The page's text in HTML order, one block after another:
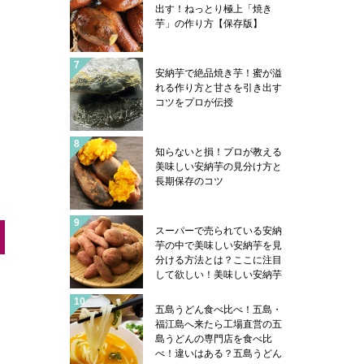
出す！ねっとり極上「焼き
芋」の作り方【保存版】
安納芋で絶品焼き芋！蜜が溢
れる作り方と甘さを引き出す
コツをプロが伝授
知らないと損！プロが教える
美味しい安納芋の見分け方と
長期保存のコツ
スーパーで売られている安納
芋の中で美味しい安納芋を見
分ける方法とは？ここに注目
して欲しい！美味しい安納芋
す！安納芋を美味しく食べる
コツも紹介
五島うどん食べ比べ！五島・
福江島へ来たら工場直営の五
島うどんの専門店を食べ比
べ！違いはある？五島うどん